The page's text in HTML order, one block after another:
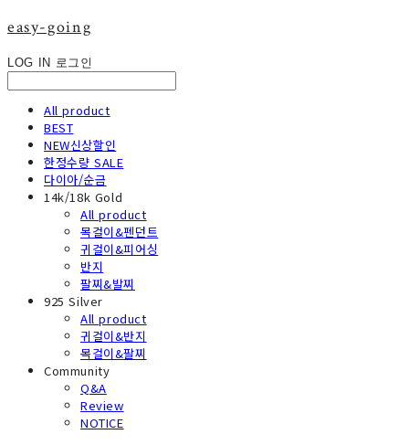
easy-going
LOG IN 로그인
All product
BEST
NEW신상할인
한정수량 SALE
다이아/순금
14k/18k Gold
All product
목걸이&펜던트
귀걸이&피어싱
반지
팔찌&발찌
925 Silver
All product
귀걸이&반지
목걸이&팔찌
Community
Q&A
Review
NOTICE